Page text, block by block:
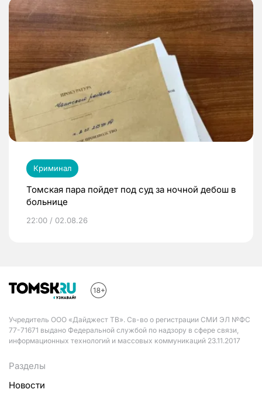
Криминал
Томская пара пойдет под суд за ночной дебош в
больнице
22:00 / 02.08.26
Учредитель ООО «Дайджест ТВ». Св-во о регистрации СМИ ЭЛ №ФС
77-71671 выдано Федеральной службой по надзору в сфере связи,
информационных технологий и массовых коммуникаций 23.11.2017
Разделы
Новости